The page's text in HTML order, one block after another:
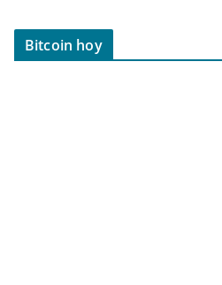
Bitcoin hoy